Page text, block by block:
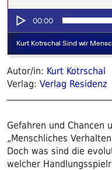
Autor/in: Kurt Kotrschal
Verlag: Verlag Residenz
Gefahren und Chancen
„Menschliches
Doch was sind die
welcher